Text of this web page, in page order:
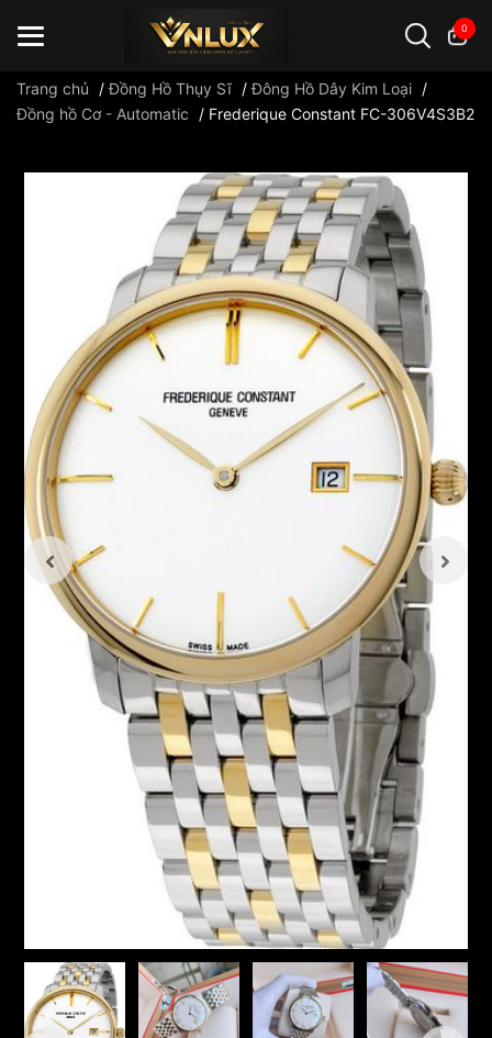
0
Trang chủ /Đồng Hồ Thụy Sĩ /Đông Hồ Dây Kim Loại /
Đồng hồ Cơ - Automatic
/ Frederique Constant FC-306V4S3B2